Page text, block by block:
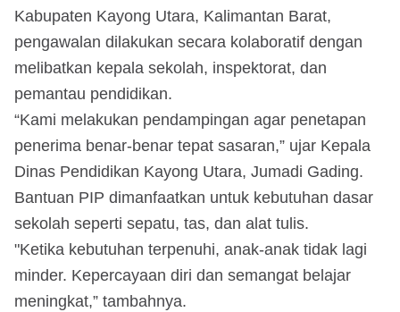
Kabupaten Kayong Utara, Kalimantan Barat,
pengawalan dilakukan secara kolaboratif dengan
melibatkan kepala sekolah, inspektorat, dan
pemantau pendidikan.
“Kami melakukan pendampingan agar penetapan
penerima benar-benar tepat sasaran,” ujar Kepala
Dinas Pendidikan Kayong Utara, Jumadi Gading.
Bantuan PIP dimanfaatkan untuk kebutuhan dasar
sekolah seperti sepatu, tas, dan alat tulis.
"Ketika kebutuhan terpenuhi, anak-anak tidak lagi
minder. Kepercayaan diri dan semangat belajar
meningkat,” tambahnya.